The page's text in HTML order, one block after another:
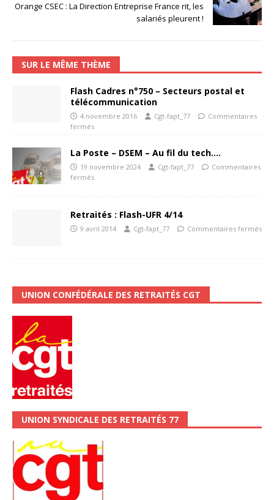
Orange CSEC : La Direction Entreprise France rit, les
salariés pleurent !
SUR LE MÊME THÈME
Flash Cadres n°750 – Secteurs postal et
télécommunication
4 novembre 2016 Cgt-fapt_77
Commentaires
fermés
La Poste – DSEM – Au fil du tech….
19 novembre 2024 Cgt-fapt_77
Commentaires
fermés
Retraités : Flash-UFR 4/14
9 avril 2014 Cgt-fapt_77 Commentaires fermés
UNION CONFÉDÉRALE DES RETRAITÉS CGT
UNION SYNDICALE DES RETRAITÉS 77